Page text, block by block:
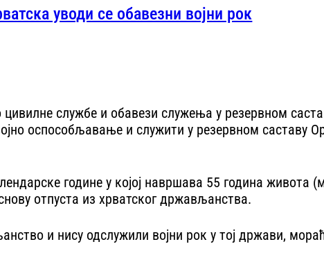
уводи се обавезни војни рок
службе и обавези служења у резервном
оспособљавање и служити у резервном саставу
године у којој навршава 55 година живота
отпуста из хрватског држављанства.
и нису одслужили војни рок у тој држави,